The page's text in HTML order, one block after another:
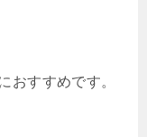
おすすめです。